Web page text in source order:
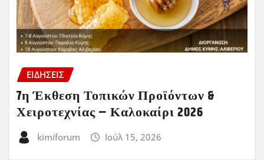
ΕΙΔΗΣΕΙΣ
7η Έκθεση Τοπικών Προϊόντων &
Χειροτεχνίας – Καλοκαίρι 2026
kimiforum Ιούλ 15, 2026